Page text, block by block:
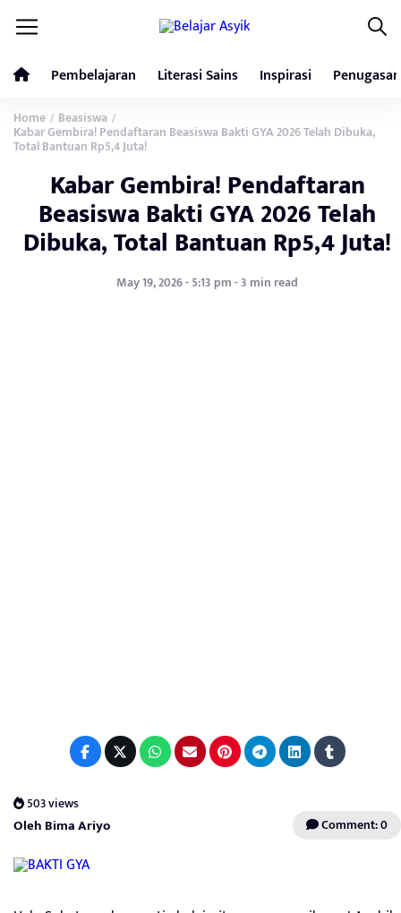
Pembelajaran Literasi Sains Inspirasi Penugasan
Home / Beasiswa /
Kabar Gembira! Pendaftaran Beasiswa Bakti GYA 2026 Telah Dibuka,
Total Bantuan Rp5,4 Juta!
Kabar Gembira! Pendaftaran
Beasiswa Bakti GYA 2026 Telah
Dibuka, Total Bantuan Rp5,4 Juta!
May 19, 2026 - 5:13 pm - 3 min read
503 views
Oleh Bima Ariyo Comment: 0